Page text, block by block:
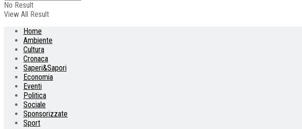
No Result
View All Result
Home
Ambiente
Cultura
Cronaca
Saperi&Sapori
Economia
Eventi
Politica
Sociale
Sponsorizzate
Sport